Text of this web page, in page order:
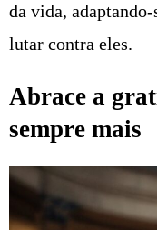
da vida,
lutar contra eles.
Abrace a
sempre mais